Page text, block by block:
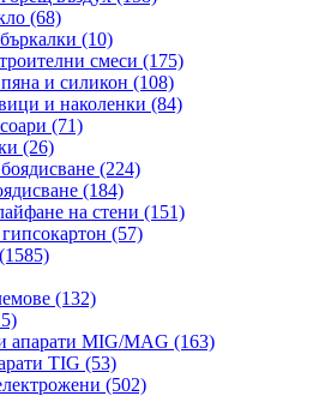
(68)
(10)
смеси (175)
и силикон (108)
и наколенки (84)
(71)
(26)
(224)
(184)
на стени (151)
(57)
(1585)
(132)
апарати MIG/MAG (163)
TIG (53)
(502)